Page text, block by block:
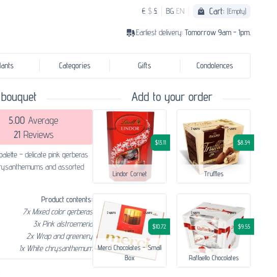
€ $ £ BG EN Cart: (Empty)
Earliest delivery: Tomorrow 9am - 1pm.
Categories Gifts Condolences
5.00 Average
21Reviews
– delicate pink gerberas
and assorted
Product contents:
7x Mixed color gerberas
3x Pink alstroemeria
2x Wrap and greenery
1x White chrysanthemum
Add to your order
$13.11
Lindor Cornet
$8.34
Truffles
$10.72
Merci Chocolates - Small
Box
$9.55
Raffaello Chocolates